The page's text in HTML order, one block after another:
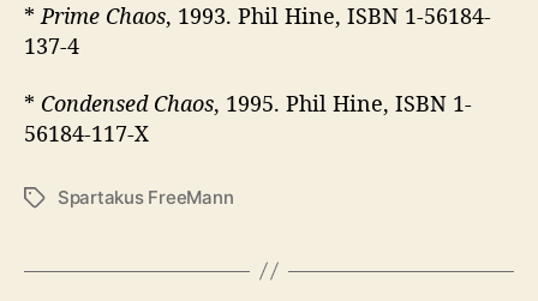
*Prime Chaos, 1993. Phil Hine, ISBN 1-56184-
137-4
* Condensed Chaos, 1995. Phil Hine, ISBN 1-
56184-117-X
É
q
Spartakus FreeMann